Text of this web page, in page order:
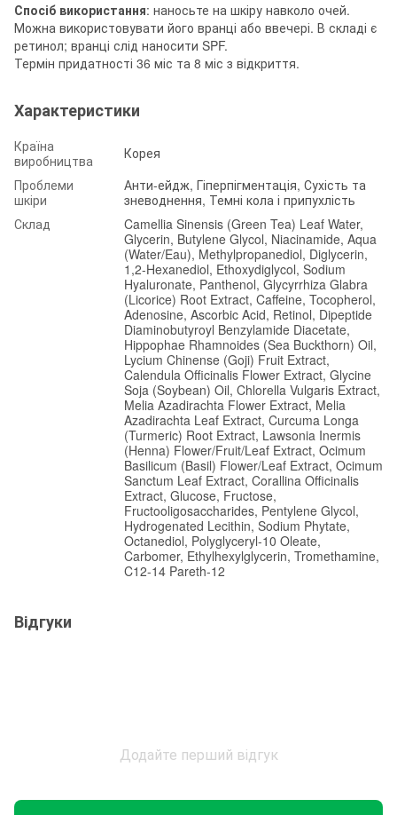
Спосіб використання: наносьте на шкіру навколо очей.
Можна використовувати його вранці або ввечері. В складі є
ретинол; вранці слід наносити SPF.
Термін придатності 36 міс та 8 міс з відкриття.
Характеристики
Країна
виробництва
Корея
Проблеми
шкіри
Анти-ейдж, Гіперпігментація, Сухість та
зневоднення, Темні кола і припухлість
Склад
Camellia Sinensis (Green Tea) Leaf Water,
Glycerin, Butylene Glycol, Niacinamide, Aqua
(Water/Eau), Methylpropanediol, Diglycerin,
1,2-Hexanediol, Ethoxydiglycol, Sodium
Hyaluronate, Panthenol, Glycyrrhiza Glabra
(Licorice) Root Extract, Caffeine, Tocopherol,
Adenosine, Ascorbic Acid, Retinol, Dipeptide
Diaminobutyroyl Benzylamide Diacetate,
Hippophae Rhamnoides (Sea Buckthorn) Oil,
Lycium Chinense (Goji) Fruit Extract,
Calendula Officinalis Flower Extract, Glycine
Soja (Soybean) Oil, Chlorella Vulgaris Extract,
Melia Azadirachta Flower Extract, Melia
Azadirachta Leaf Extract, Curcuma Longa
(Turmeric) Root Extract, Lawsonia Inermis
(Henna) Flower/Fruit/Leaf Extract, Ocimum
Basilicum (Basil) Flower/Leaf Extract, Ocimum
Sanctum Leaf Extract, Corallina Officinalis
Extract, Glucose, Fructose,
Fructooligosaccharides, Pentylene Glycol,
Hydrogenated Lecithin, Sodium Phytate,
Octanediol, Polyglyceryl-10 Oleate,
Carbomer, Ethylhexylglycerin, Tromethamine,
C12-14 Pareth-12
Відгуки
Додайте перший відгук